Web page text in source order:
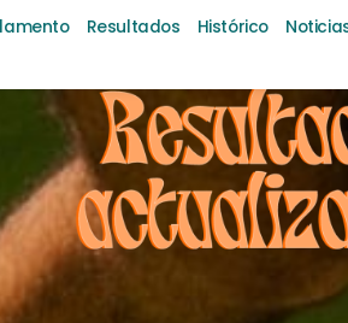
Resultados Histórico